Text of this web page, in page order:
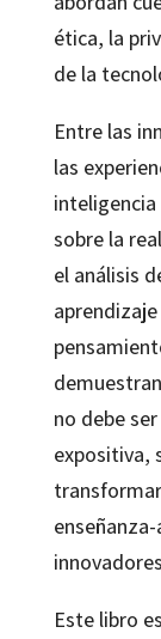
ética, la
de la
Entre las
las
sobre la
el análisis
no debe
expositiva,
Este libro